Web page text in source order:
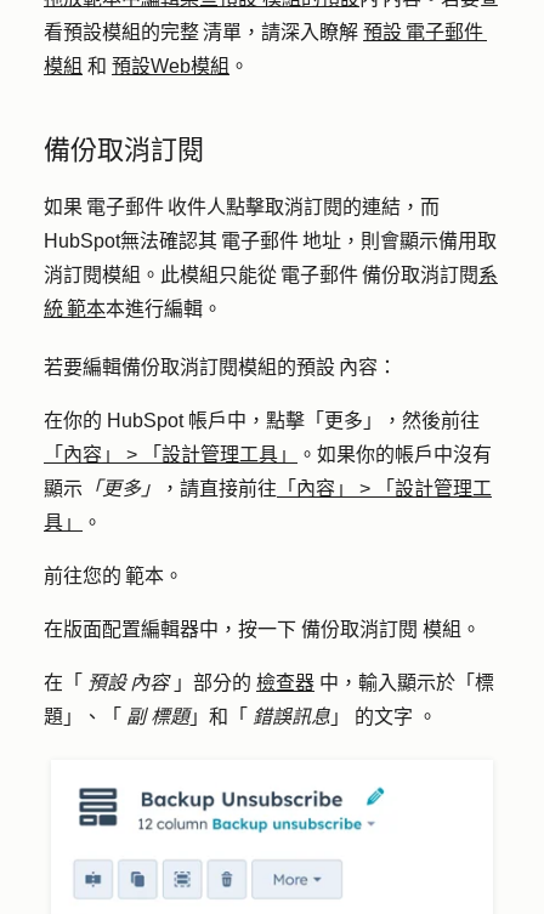
看預設模組的完整 清單，請深入瞭解 預設 電子郵件
模組 和 預設Web模組 。
備份取消訂閱
如果 電子郵件 收件人點擊取消訂閱的連結，而
HubSpot無法確認其 電子郵件 地址，則會顯示備用取
消訂閱模組。此模組只能從 電子郵件 備份取消訂閱系
統 範本本進行編輯。
若要編輯備份取消訂閱模組的預設 內容：
在你的 HubSpot 帳戶中，點擊 「更多」
，然後前往
「內容」
> 「設計管理工具」
。如果你的帳戶中沒有
顯示 「更多」 ，請直接前往 「內容」 >
「設計管理工
具」
。
前往您的 範本。
在版面配置編輯器中，按一下 備份取消訂閱 模組。
在「 預設 內容」部分的 檢查器 中，輸入顯示於「標
題」、「 副 標題」和「 錯誤訊息 」 的文字 。